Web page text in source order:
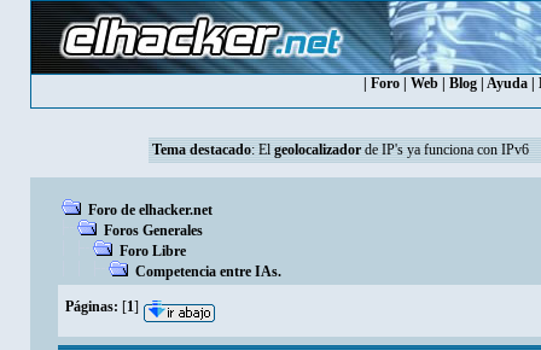
Foro Web Blog Ayuda
Tema destacado: El geolocalizadorde IP's ya funciona con IPv6
Foro de elhacker.net
Foros Generales
Foro Libre
Competencia entre IAs.
Páginas: [1]